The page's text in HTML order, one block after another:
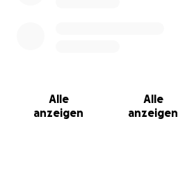
Alle
anzeigen
Alle
anzeigen